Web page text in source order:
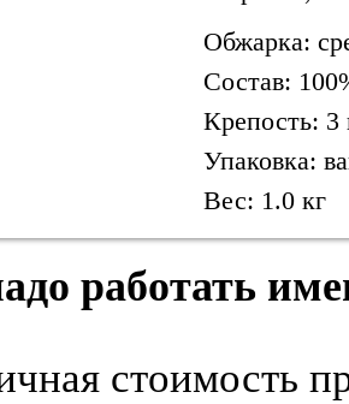
Обжарка:
Состав:
Крепость: 3
Упаковка:
Вес: 1.0 кг
работать
стоимость